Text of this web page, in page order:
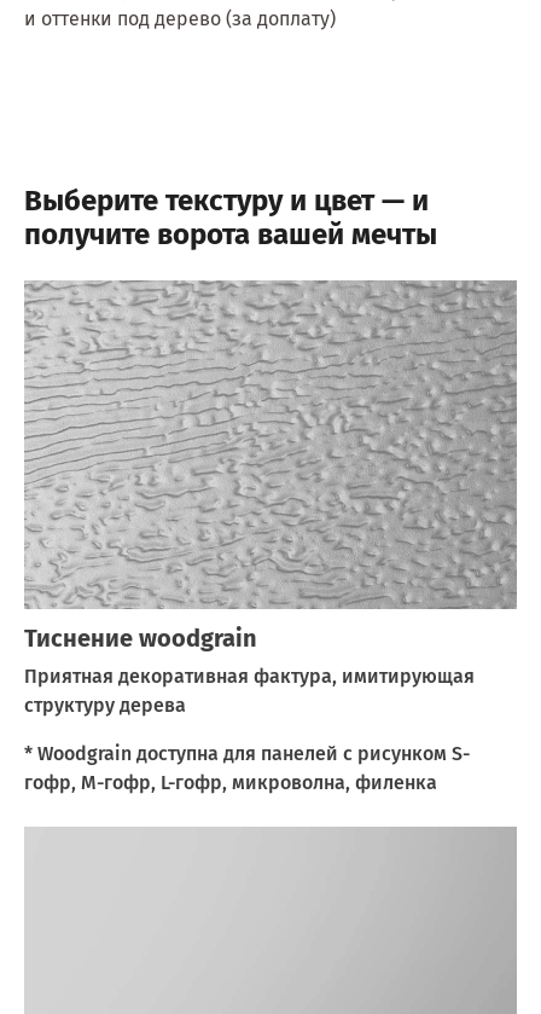
и оттенки под дерево (за доплату)
Выберите текстуру и цвет — и
получите ворота вашей мечты
Тиснение woodgrain
Приятная декоративная фактура, имитирующая
структуру дерева
* Woodgrain доступна для панелей с рисунком S-
гофр, M-гофр, L-гофр, микроволна, филенка